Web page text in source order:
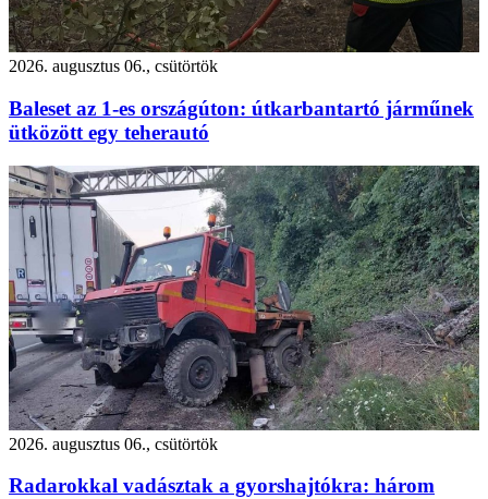
2026. augusztus 06., csütörtök
Baleset az 1-es országúton: útkarbantartó járműnek
ütközött egy teherautó
2026. augusztus 06., csütörtök
Radarokkal vadásztak a gyorshajtókra: három